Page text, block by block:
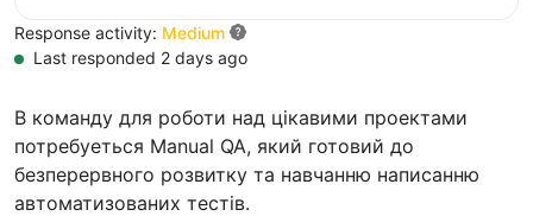
В команду для роботи над цікавими проектами
потребуеться Manual QA, який готовий до
безперервного розвитку та навчанню написанню
автоматизованих тестів.
Response activity: Medium
Last responded 2 days ago